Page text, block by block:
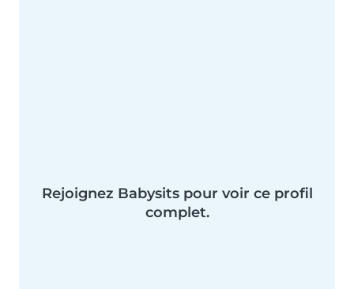
Rejoignez Babysits pour voir ce profil
complet.